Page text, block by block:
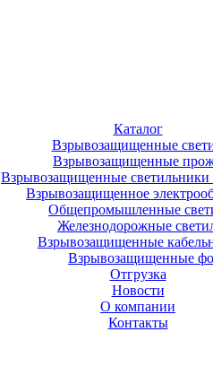
Каталог
Взрывозащищенные
Взрывозащищенные
Взрывозащищенные светильники
Взрывозащищенное
Общепромышленные
Железнодорожные
Взрывозащищенные
Взрывозащищенные
Отгрузка
Новости
О компании
Контакты